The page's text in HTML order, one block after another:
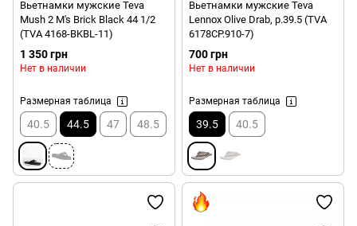
Вьетнамки мужские Teva
Mush 2 M's Brick Black 44 1/2
(TVA 4168-BKBL-11)
1 350 грн
Нет в наличии
Размерная таблица
40.5 44.5 47 48.5
Вьетнамки мужские Teva
Lennox Olive Drab, р.39.5 (TVA
6178CP.910-7)
700 грн
Нет в наличии
Размерная таблица
39.5 40.5